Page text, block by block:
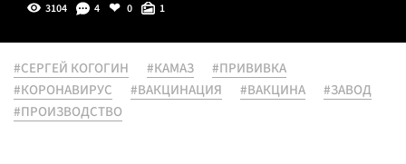
3104 4 0 1
#СЕРГЕЙ КОГОГИН #КАМАЗ
#ПРИВИВКА
#КОРОНАВИРУС
#ВАКЦИНАЦИЯ #ВАКЦИНА
#ЗАВОД
#ПРОИЗВОДСТВО